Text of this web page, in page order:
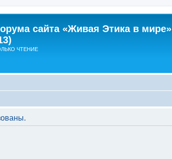
сайта «Живая Этика в мире»
ЧТЕНИЕ